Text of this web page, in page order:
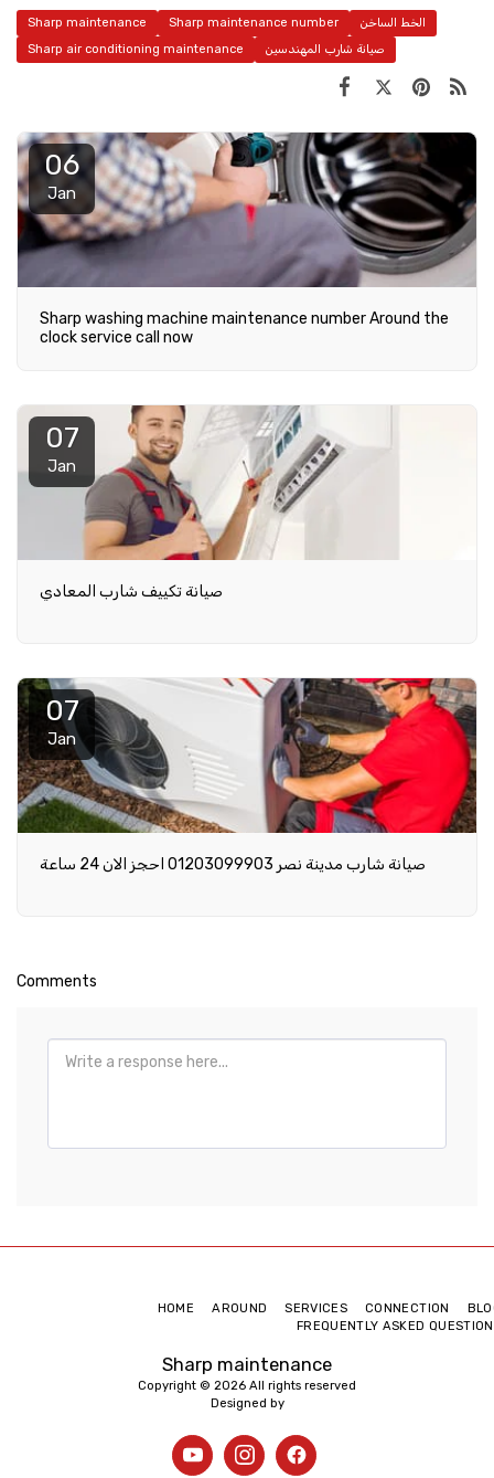
Sharp maintenance Sharp maintenance number
الخط الساخن
Sharp air conditioning maintenance
صيانة شارب المهندسين
06
Jan
Sharp washing machine maintenance number Around the
clock service call now
07
Jan
صيانة تكييف شارب المعادي
07
Jan
صيانة شارب مدينة نصر 01203099903 احجز الان 24 ساعة
Comments
Sharp maintenance
Copyright © 2026 All rights reserved
Designed by
HOME AROUND SERVICES CONNECTION
FREQUENTLY ASKED